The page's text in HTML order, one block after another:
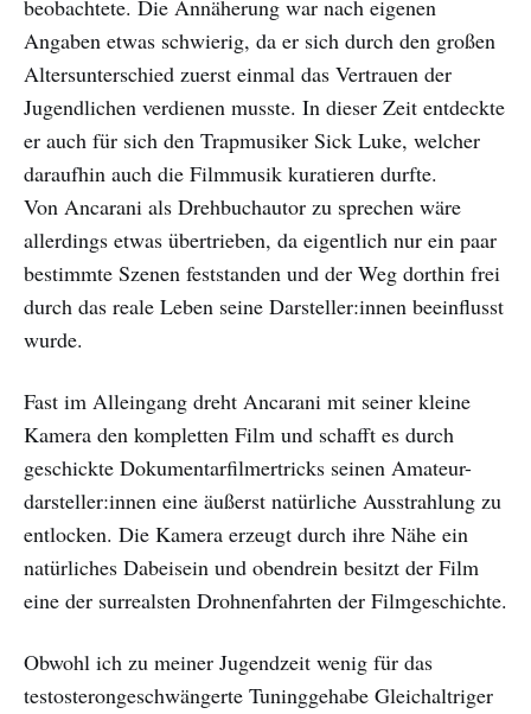
beobachtete. Die Annäherung war nach eigenen
Angaben etwas schwierig, da er sich durch den großen
Altersunterschied zuerst einmal das Vertrauen der
Jugendlichen verdienen musste. In dieser Zeit entdeckte
er auch für sich den Trapmusiker Sick Luke, welcher
daraufhin auch die Filmmusik kuratieren durfte.
Von Ancarani als Drehbuchautor zu sprechen wäre
allerdings etwas übertrieben, da eigentlich nur ein paar
bestimmte Szenen feststanden und der Weg dorthin frei
durch das reale Leben seine Darsteller:innen beeinflusst
wurde.
Fast im Alleingang dreht Ancarani mit seiner kleine
Kamera den kompletten Film und schafft es durch
geschickte Dokumentarfilmertricks seinen Amateur-
darsteller:innen eine äußerst natürliche Ausstrahlung zu
entlocken. Die Kamera erzeugt durch ihre Nähe ein
natürliches Dabeisein und obendrein besitzt der Film
eine der surrealsten Drohnenfahrten der Filmgeschichte.
Obwohl ich zu meiner Jugendzeit wenig für das
testosterongeschwängerte Tuninggehabe Gleichaltriger